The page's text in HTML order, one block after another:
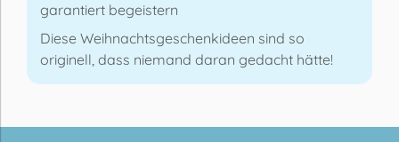
garantiert begeistern
Diese Weihnachtsgeschenkideen sind so
originell, dass niemand daran gedacht hätte!